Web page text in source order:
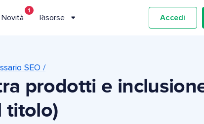
Novità
1
Risorse Accedi
SEO /
prodotti e
titolo)